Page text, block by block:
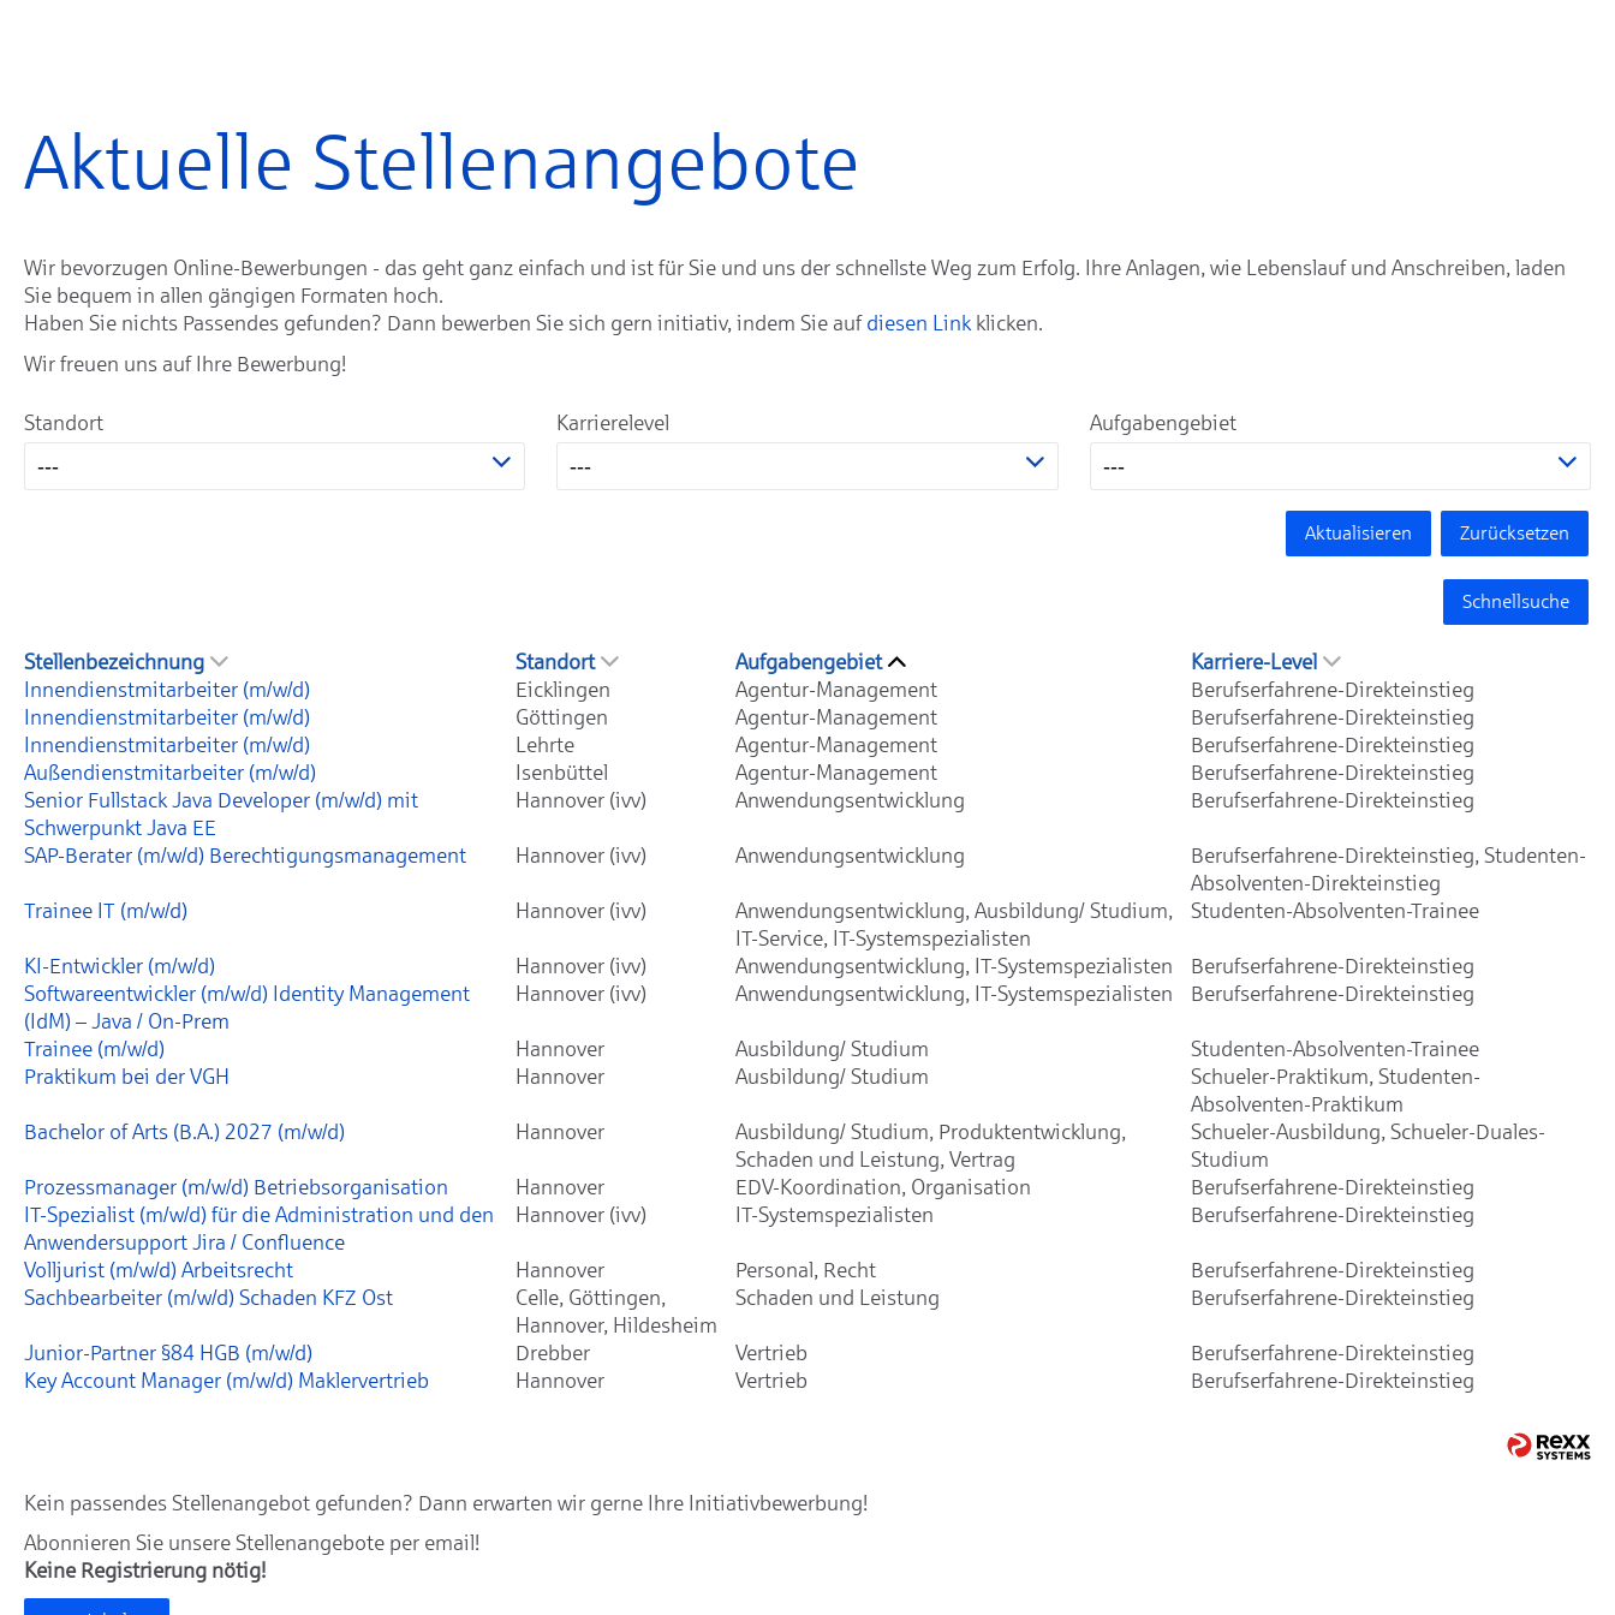
Aktuelle Stellenangebote
Wir bevorzugen Online-Bewerbungen - das geht ganz einfach und ist für Sie und uns der schnellste Weg zum Erfolg. Ihre Anlagen, wie Lebenslauf und Anschreiben, laden
Sie bequem in allen gängigen Formaten hoch.
Haben Sie nichts Passendes gefunden? Dann bewerben Sie sich gern initiativ, indem Sie auf diesen Linkklicken.
Wir freuen uns auf Ihre Bewerbung!
Standort
---
Karrierelevel
---
Aufgabengebiet
---
Aktualisieren Zurücksetzen
Schnellsuche
Stellenbezeichnung Standort Aufgabengebiet
Karriere-Level
Innendienstmitarbeiter (m/w/d)
Eicklingen Agentur-Management
Berufserfahrene-Direkteinstieg
Innendienstmitarbeiter (m/w/d)
Göttingen Agentur-Management
Berufserfahrene-Direkteinstieg
Innendienstmitarbeiter (m/w/d)
Lehrte Agentur-Management
Berufserfahrene-Direkteinstieg
Außendienstmitarbeiter (m/w/d)
Isenbüttel Agentur-Management
Berufserfahrene-Direkteinstieg
Senior Fullstack Java Developer (m/w/d) mit
Schwerpunkt Java EE
Hannover (ivv) Anwendungsentwicklung Berufserfahrene-Direkteinstieg
SAP-Berater (m/w/d) Berechtigungsmanagement Hannover (ivv) Anwendungsentwicklung
Berufserfahrene-Direkteinstieg, Studenten-
Absolventen-Direkteinstieg
Trainee IT (m/w/d)
Hannover (ivv)
Anwendungsentwicklung, Ausbildung/ Studium,
IT-Service, IT-Systemspezialisten
Studenten-Absolventen-Trainee
KI-Entwickler (m/w/d) Hannover (ivv) Anwendungsentwicklung, IT-Systemspezialisten
Berufserfahrene-Direkteinstieg
Softwareentwickler (m/w/d) Identity Management
(IdM) – Java / On-Prem
Hannover (ivv) Anwendungsentwicklung, IT-Systemspezialisten Berufserfahrene-Direkteinstieg
Trainee (m/w/d) Hannover Ausbildung/ Studium
Studenten-Absolventen-Trainee
Praktikum bei der VGH
Hannover Ausbildung/ Studium
Schueler-Praktikum, Studenten-
Absolventen-Praktikum
Bachelor of Arts (B.A.) 2027 (m/w/d)
Hannover
Ausbildung/ Studium, Produktentwicklung,
Schaden und Leistung, Vertrag
Schueler-Ausbildung, Schueler-Duales-
Studium
Prozessmanager (m/w/d) Betriebsorganisation
Hannover EDV-Koordination, Organisation
Berufserfahrene-Direkteinstieg
IT-Spezialist (m/w/d) für die Administration und den
Anwendersupport Jira / Confluence
Hannover (ivv) IT-Systemspezialisten Berufserfahrene-Direkteinstieg
Volljurist (m/w/d) Arbeitsrecht Hannover Personal, Recht
Berufserfahrene-Direkteinstieg
Sachbearbeiter (m/w/d) Schaden KFZ Ost
Celle, Göttingen,
Hannover, Hildesheim
Schaden und Leistung Berufserfahrene-Direkteinstieg
Junior-Partner §84 HGB (m/w/d) Drebber Vertrieb
Berufserfahrene-Direkteinstieg
Key Account Manager (m/w/d) Maklervertrieb
Hannover Vertrieb Berufserfahrene-Direkteinstieg
Kein passendes Stellenangebot gefunden? Dann erwarten wir gerne Ihre Initiativbewerbung!
Abonnieren Sie unsere Stellenangebote per email!
Keine Registrierung nötig!